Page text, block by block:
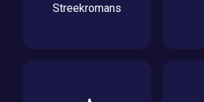
Streekromans